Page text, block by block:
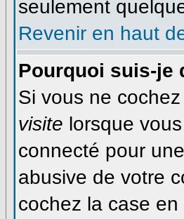
seulement
Revenir en haut
Pourquoi suis-je
Si vous ne
visite lorsque
connecté pour
abusive de votre
cochez la case